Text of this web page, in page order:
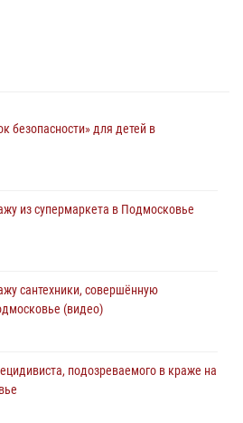
безопасности» для детей в
из супермаркета в Подмосковье
сантехники, совершённую
(видео)
подозреваемого в краже на